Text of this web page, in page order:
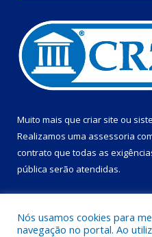
Muito mais que criar site ou
Realizamos uma assessoria
contrato que todas as
pública serão atendidas.
Nós usamos cookies para
navegação no portal. Ao